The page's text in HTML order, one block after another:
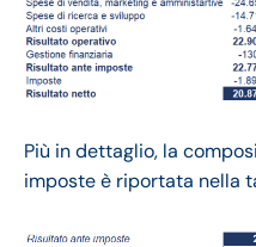
Più in dettaglio, la
imposte è riportata nella